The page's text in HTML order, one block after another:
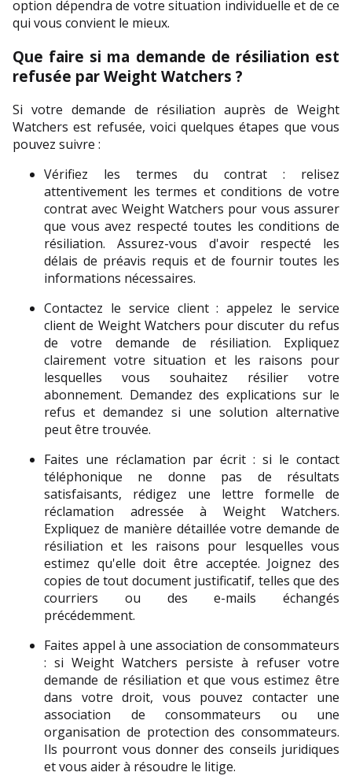
option dépendra de votre situation individuelle et de ce
qui vous convient le mieux.
Que faire si ma demande de résiliation est
refusée par Weight Watchers ?
Si votre demande de résiliation auprès de Weight
Watchers est refusée, voici quelques étapes que vous
pouvez suivre :
Vérifiez les termes du contrat : relisez
attentivement les termes et conditions de votre
contrat avec Weight Watchers pour vous assurer
que vous avez respecté toutes les conditions de
résiliation. Assurez-vous d'avoir respecté les
délais de préavis requis et de fournir toutes les
informations nécessaires.
Contactez le service client : appelez le service
client de Weight Watchers pour discuter du refus
de votre demande de résiliation. Expliquez
clairement votre situation et les raisons pour
lesquelles vous souhaitez résilier votre
abonnement. Demandez des explications sur le
refus et demandez si une solution alternative
peut être trouvée.
Faites une réclamation par écrit : si le contact
téléphonique ne donne pas de résultats
satisfaisants, rédigez une lettre formelle de
réclamation adressée à Weight Watchers.
Expliquez de manière détaillée votre demande de
résiliation et les raisons pour lesquelles vous
estimez qu'elle doit être acceptée. Joignez des
copies de tout document justificatif, telles que des
courriers ou des e-mails échangés
précédemment.
Faites appel à une association de consommateurs
: si Weight Watchers persiste à refuser votre
demande de résiliation et que vous estimez être
dans votre droit, vous pouvez contacter une
association de consommateurs ou une
organisation de protection des consommateurs.
Ils pourront vous donner des conseils juridiques
et vous aider à résoudre le litige.